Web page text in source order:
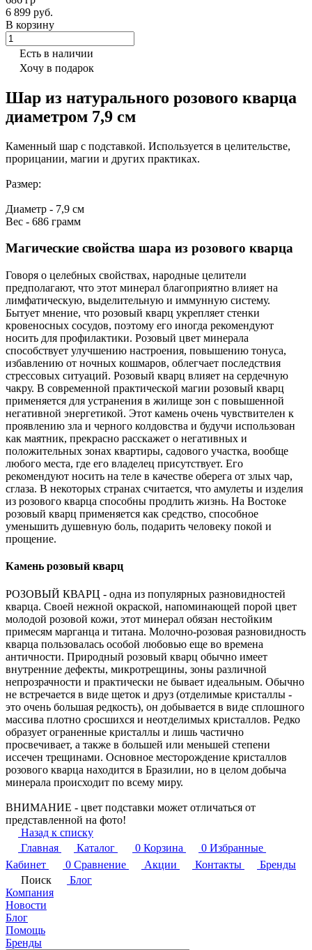
6 899 руб.
В корзину
Есть в наличии
Хочу в подарок
Шар из натурального розового кварца
диаметром 7,9 см
Каменный шар с подставкой. Используется в целительстве,
прорицании, магии и других практиках.
Размер:
Диаметр - 7,9 см
Вес - 686 грамм
Магические свойства шара из розового кварца
Говоря о целебных свойствах, народные целители
предполагают, что этот минерал благоприятно влияет на
лимфатическую, выделительную и иммунную систему.
Бытует мнение, что розовый кварц укрепляет стенки
кровеносных сосудов, поэтому его иногда рекомендуют
носить для профилактики. Розовый цвет минерала
способствует улучшению настроения, повышению тонуса,
избавлению от ночных кошмаров, облегчает последствия
стрессовых ситуаций. Розовый кварц влияет на сердечную
чакру. В современной практической магии розовый кварц
применяется для устранения в жилище зон с повышенной
негативной энергетикой. Этот камень очень чувствителен к
проявлению зла и черного колдовства и будучи использован
как маятник, прекрасно расскажет о негативных и
положительных зонах квартиры, садового участка, вообще
любого места, где его владелец присутствует. Его
рекомендуют носить на теле в качестве оберега от злых чар,
сглаза. В некоторых странах считается, что амулеты и изделия
из розового кварца способны продлить жизнь. На Востоке
розовый кварц применяется как средство, способное
уменьшить душевную боль, подарить человеку покой и
прощение.
Камень розовый кварц
РОЗОВЫЙ КВАРЦ - одна из популярных разновидностей
кварца. Своей нежной окраской, напоминающей порой цвет
молодой розовой кожи, этот минерал обязан нестойким
примесям марганца и титана. Молочно-розовая разновидность
кварца пользовалась особой любовью еще во времена
античности. Природный розовый кварц обычно имеет
внутренние дефекты, микротрещины, зоны различной
непрозрачности и практически не бывает идеальным. Обычно
не встречается в виде щеток и друз (отделимые кристаллы -
это очень большая редкость), он добывается в виде сплошного
массива плотно сросшихся и неотделимых кристаллов. Редко
образует ограненные кристаллы и лишь частично
просвечивает, а также в большей или меньшей степени
иссечен трещинами. Основное месторождение кристаллов
розового кварца находится в Бразилии, но в целом добыча
минерала происходит по всему миру.
ВНИМАНИЕ - цвет подставки может отличаться от
представленной на фото!
Назад к списку
Главная
Каталог 0 Корзина 0 Избранные
Кабинет
0 Сравнение Акции Контакты
Бренды
Поиск
Блог
Компания
Новости
Блог
Помощь
Бренды